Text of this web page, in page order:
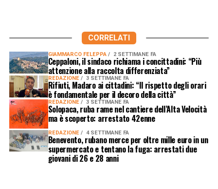
CORRELATI
GIAMMARCO FELEPPA 2 SETTIMANE FA
Ceppaloni, il sindaco richiama i concittadini: “Più
attenzione alla raccolta differenziata”
REDAZIONE 3 SETTIMANE FA
Rifiuti, Madaro ai cittadini: “Il rispetto degli orari
è fondamentale per il decoro della città”
REDAZIONE 3 SETTIMANE FA
Solopaca, ruba rame nel cantiere dell’Alta Velocità
ma è scoperto: arrestato 42enne
REDAZIONE 4 SETTIMANE FA
Benevento, rubano merce per oltre mille euro in un
supermercato e tentano la fuga: arrestati due
giovani di 26 e 28 anni